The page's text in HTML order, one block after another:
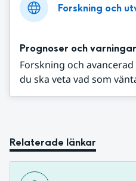
Forskning och
Prognoser och varningar
Forskning och
du ska veta vad som
Relaterade länkar